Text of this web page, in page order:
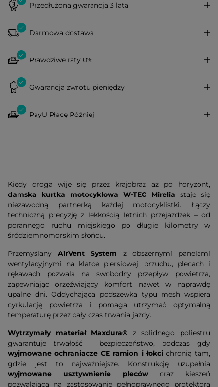
Przedłużona gwarancja 3 lata
Darmowa dostawa
Prawdziwe raty 0%
Gwarancja zwrotu pieniędzy
PayU Płacę Później
Kiedy droga wije się przez krajobraz aż po horyzont,
damska kurtka motocyklowa W-TEC Mirelia staje się
niezawodną partnerką każdej motocyklistki. Łączy
techniczną precyzję z lekkością letnich przejażdżek – od
porannego ruchu miejskiego po długie kilometry w
śródziemnomorskim słońcu.
Przemyślany AirVent System z obszernymi panelami
wentylacyjnymi na klatce piersiowej, brzuchu, plecach i
rękawach pozwala na swobodny przepływ powietrza,
zapewniając orzeźwiający komfort nawet w naprawdę
upalne dni. Oddychająca podszewka typu mesh wspiera
cyrkulację powietrza i pomaga utrzymać optymalną
temperaturę przez cały czas trwania jazdy.
Wytrzymały materiał Maxdura® z solidnego poliestru
gwarantuje trwałość i bezpieczeństwo, podczas gdy
wyjmowane ochraniacze CE ramion i łokcichronią tam,
gdzie jest to najważniejsze. Konstrukcję uzupełnia
wyjmowane usztywnienie plecóworaz kieszeń
pozwalająca na zastosowanie pełnoprawnego protektora